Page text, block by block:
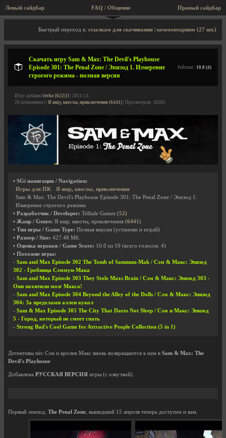
Левый сайдбар Правый сайдбар
FAQ / Общение
Описание игры, скриншоты, видео
Быстрый переход к: ссылкам для скачивания комментариям (27 шт.)
Скачать игру Sam & Max: The Devil's Playhouse
Episode 301: The Penal Zone / Эпизод 1. Измерение
строгого режима - полная версия
Рейтинг: 10.0 (4)
Игру добавил lerko [622|1] | 2011-11-
20 (обновлено) | Я ищу, квесты, приключения (6441) | Просмотров: 16565
• SGi навигация / Navigation:
Игры для ПК
Я ищу, квесты, приключения
Sam & Max: The Devil's Playhouse Episode 301: The Penal Zone / Эпизод 1.
Измерение строгого режима
• Разработчик / Developer: Telltale Games (52)
• Жанр / Genre: Я ищу, квесты, приключения (6441)
• Тип игры / Game Type: Полная версия (установи и играй)
• Размер / Size: 427.48 Мб.
• Оценка игроков / Game Score: 10.0 из 10 (всего голосов: 4)
• Похожие игры:
- Sam and Max Episode 302 The Tomb of Sammun-Mak / Сэм & Макс: Эпизод
302 - Гробница Сэммун-Мака
- Sam and Max Episode 303 They Stole Maxs Brain / Сэм & Макс: Эпизод 303 -
Они похитили мозг Макса!
- Sam and Max Episode 304 Beyond the Alley of the Dolls / Сэм & Макс: Эпизод
304: За пределами аллеи кукол
- Sam & Max Episode 305 The City That Dares Not Sleep / Сэм и Макс: Эпизод
5 - Город, который не смеет спать
- Strong Bad's Cool Game for Attractive People Collection (5 in 1)
Детективы пёс Сэм и кролик Макс вновь возвращаются к нам в Sam & Max: The
Devil's Playhouse
Добавлена РУССКАЯ ВЕРСИЯ игры (с озвучкой).
Первый эпизод, The Penal Zone, вышедший 15 апреля теперь доступен и вам.